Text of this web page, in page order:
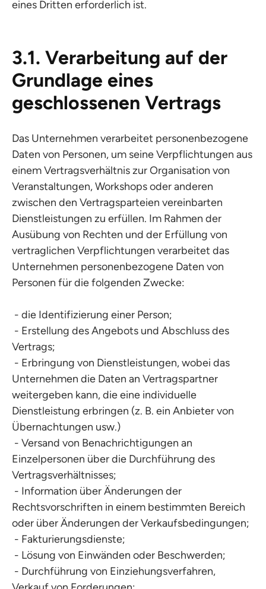
eines Dritten erforderlich ist.
3.1. Verarbeitung auf der
Grundlage eines
geschlossenen Vertrags
Das Unternehmen verarbeitet personenbezogene
Daten von Personen, um seine Verpflichtungen aus
einem Vertragsverhältnis zur Organisation von
Veranstaltungen, Workshops oder anderen
zwischen den Vertragsparteien vereinbarten
Dienstleistungen zu erfüllen. Im Rahmen der
Ausübung von Rechten und der Erfüllung von
vertraglichen Verpflichtungen verarbeitet das
Unternehmen personenbezogene Daten von
Personen für die folgenden Zwecke:
- die Identifizierung einer Person;
- Erstellung des Angebots und Abschluss des
Vertrags;
- Erbringung von Dienstleistungen, wobei das
Unternehmen die Daten an Vertragspartner
weitergeben kann, die eine individuelle
Dienstleistung erbringen (z. B. ein Anbieter von
Übernachtungen usw.)
- Versand von Benachrichtigungen an
Einzelpersonen über die Durchführung des
Vertragsverhältnisses;
- Information über Änderungen der
Rechtsvorschriften in einem bestimmten Bereich
oder über Änderungen der Verkaufsbedingungen;
- Fakturierungsdienste;
- Lösung von Einwänden oder Beschwerden;
- Durchführung von Einziehungsverfahren,